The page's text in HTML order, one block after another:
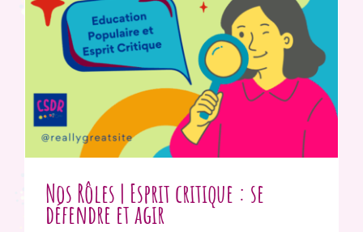
Nos Rôles | Esprit critique : se
défendre et agir